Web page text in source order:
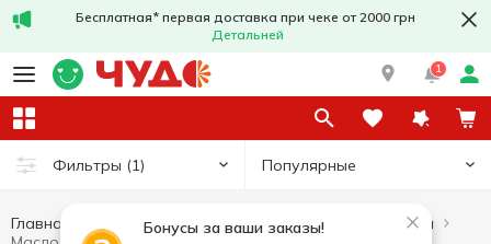
Бесплатная* первая доставка при чеке от 2000 грн
Детальней
1
Фильтры (1) Популярные
Бонусы за ваши заказы!
Главная Яйца и молочные продукты
Масло и маргарин